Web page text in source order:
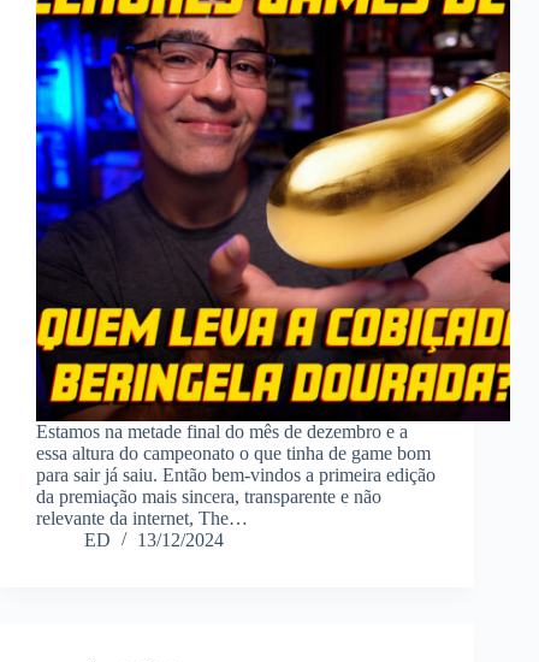
Estamos na metade final do mês de dezembro e a
essa altura do campeonato o que tinha de game bom
para sair já saiu. Então bem-vindos a primeira edição
da premiação mais sincera, transparente e não
relevante da internet, The…
ED
13/12/2024